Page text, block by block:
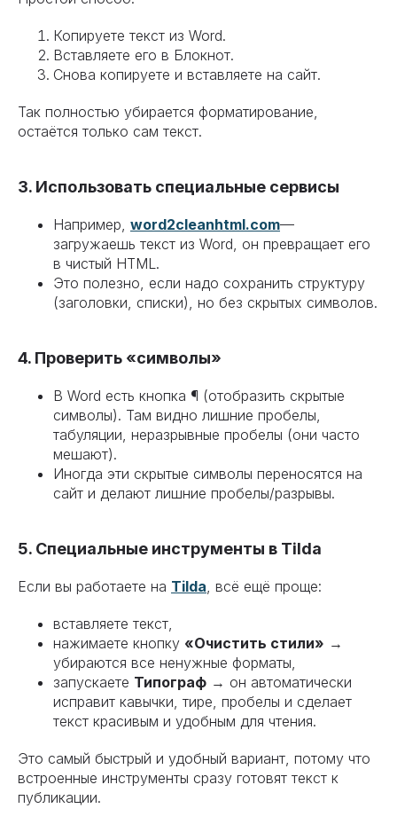
Копируете текст из Word.
Вставляете его в Блокнот.
Снова копируете и вставляете на сайт.
Так полностью убирается форматирование,
остаётся только сам текст.
3. Использовать специальные сервисы
Например, word2cleanhtml.com—
загружаешь текст из Word, он превращает его
в чистый HTML.
Это полезно, если надо сохранить структуру
(заголовки, списки), но без скрытых символов.
4. Проверить «символы»
В Word есть кнопка ¶ (отобразить скрытые
символы). Там видно лишние пробелы,
табуляции, неразрывные пробелы (они часто
мешают).
Иногда эти скрытые символы переносятся на
сайт и делают лишние пробелы/разрывы.
5. Специальные инструменты в Tilda
Если вы работаете на Tilda , всё ещё проще:
вставляете текст,
нажимаете кнопку «Очистить стили» →
убираются все ненужные форматы,
запускаете Типограф → он автоматически
исправит кавычки, тире, пробелы и сделает
текст красивым и удобным для чтения.
Это самый быстрый и удобный вариант, потому что
встроенные инструменты сразу готовят текст к
публикации.